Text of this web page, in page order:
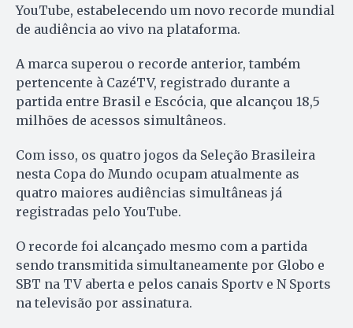
YouTube, estabelecendo um novo recorde mundial
de audiência ao vivo na plataforma.
A marca superou o recorde anterior, também
pertencente à CazéTV, registrado durante a
partida entre Brasil e Escócia, que alcançou 18,5
milhões de acessos simultâneos.
Com isso, os quatro jogos da Seleção Brasileira
nesta Copa do Mundo ocupam atualmente as
quatro maiores audiências simultâneas já
registradas pelo YouTube.
O recorde foi alcançado mesmo com a partida
sendo transmitida simultaneamente por Globo e
SBT na TV aberta e pelos canais Sportv e N Sports
na televisão por assinatura.